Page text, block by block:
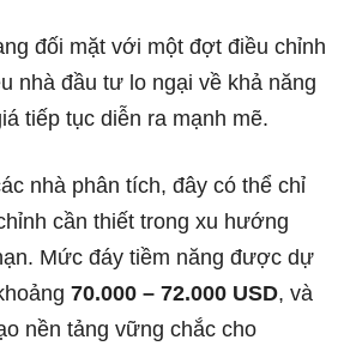
đối mặt với một đợt điều chỉnh
nhà đầu tư lo ngại về khả năng
tiếp tục diễn ra mạnh mẽ.
nhà phân tích, đây có thể chỉ
cần thiết trong xu hướng
Mức đáy tiềm năng được dự
70.000 – 72.000 USD, và
nền tảng vững chắc cho